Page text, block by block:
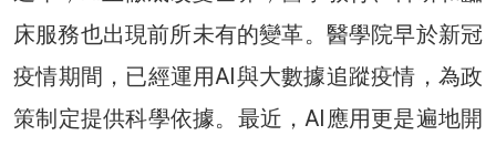
床服務也出現前所未有的變革。醫學院早於新冠
疫情期間，已經運用AI與大數據追蹤疫情，為政
策制定提供科學依據。最近，AI應用更是遍地開